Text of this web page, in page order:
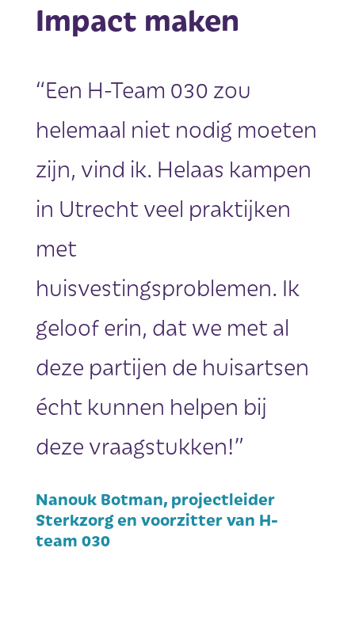
Impact maken
“Een H-Team 030 zou
helemaal niet nodig moeten
zijn, vind ik. Helaas kampen
in Utrecht veel praktijken
met
huisvestingsproblemen. Ik
geloof erin, dat we met al
deze partijen de huisartsen
écht kunnen helpen bij
deze vraagstukken!”
Nanouk Botman, projectleider
Sterkzorg en voorzitter van H-
team 030